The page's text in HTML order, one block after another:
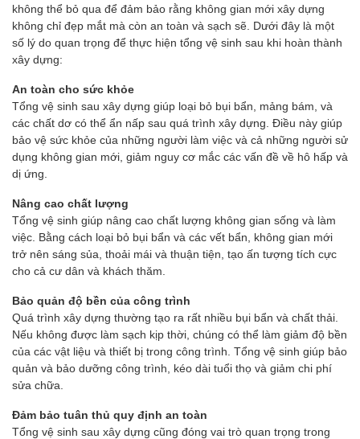
không thể bỏ qua để đảm bảo rằng không gian mới xây dựng
không chỉ đẹp mắt mà còn an toàn và sạch sẽ. Dưới đây là một
số lý do quan trọng để thực hiện tổng vệ sinh sau khi hoàn thành
xây dựng:
An toàn cho sức khỏe
Tổng vệ sinh sau xây dựng giúp loại bỏ bụi bẩn, mảng bám, và
các chất dơ có thể ẩn nấp sau quá trình xây dựng. Điều này giúp
bảo vệ sức khỏe của những người làm việc và cả những người sử
dụng không gian mới, giảm nguy cơ mắc các vấn đề về hô hấp và
dị ứng.
Nâng cao chất lượng
Tổng vệ sinh giúp nâng cao chất lượng không gian sống và làm
việc. Bằng cách loại bỏ bụi bẩn và các vết bẩn, không gian mới
trở nên sáng sủa, thoải mái và thuận tiện, tạo ấn tượng tích cực
cho cả cư dân và khách thăm.
Bảo quản độ bền của công trình
Quá trình xây dựng thường tạo ra rất nhiều bụi bẩn và chất thải.
Nếu không được làm sạch kịp thời, chúng có thể làm giảm độ bền
của các vật liệu và thiết bị trong công trình. Tổng vệ sinh giúp bảo
quản và bảo dưỡng công trình, kéo dài tuổi thọ và giảm chi phí
sửa chữa.
Đảm bảo tuân thủ quy định an toàn
Tổng vệ sinh sau xây dựng cũng đóng vai trò quan trọng trong